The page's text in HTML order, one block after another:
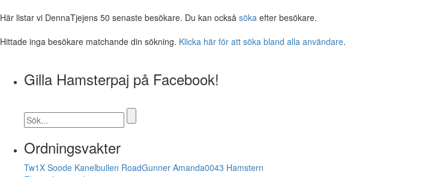
Här listar vi DennaTjejens 50 senaste besökare. Du kan också söka efter besökare.
Hittade inga besökare matchande din sökning. Klicka här för att söka bland alla användare.
Gilla Hamsterpaj på Facebook!
Ordningsvakter
Tw1X Soode Kanelbullen RoadGunner Amanda0043 Hamstern